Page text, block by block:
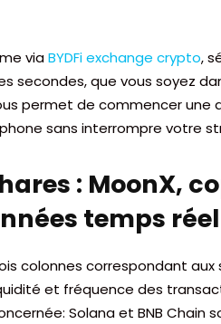
viaBYDFi exchange crypto,
secondes, que vous soyez
permet de commencer une
sans interrompre votre
: MoonX,
temps réel
colonnes correspondant aux
et fréquence des
Solana et BNB Chain